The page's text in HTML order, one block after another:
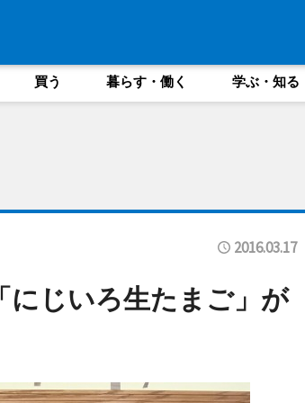
買う 暮らす・働く 学ぶ・知る
2016.03.17
にじいろ生たまご」が